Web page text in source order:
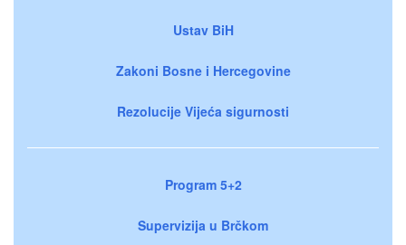
Ustav BiH
Zakoni Bosne i Hercegovine
Rezolucije Vijeća sigurnosti
Program 5+2
Supervizija u Brčkom